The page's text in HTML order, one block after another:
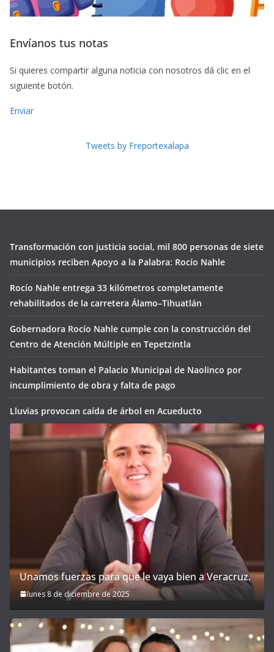
Envíanos tus notas
Si quieres compartir alguna noticia con nosotros dá clic en el
siguiente botón.
Enviar
Tweets by Freportexalapa
Transformación con justicia social, mil 800 personas de siete
municipios reciben Apoyo a la Palabra: Rocío Nahle
Rocío Nahle entrega 33 kilómetros completamente
rehabilitados de la carretera Álamo–Tihuatlán
Gobernadora Rocío Nahle cumple con la construcción del
Centro de Atención Múltiple en Tepetzintla
Habitantes toman el Palacio Municipal de Naolinco por
incumplimiento de obra y falta de pago
Lluvias provocan caída de árbol en Acueducto
Unamos fuerzas para que le vaya bien a Veracruz.
lunes 8 de diciembre de 2025